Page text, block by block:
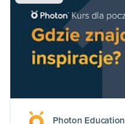
Photon Education